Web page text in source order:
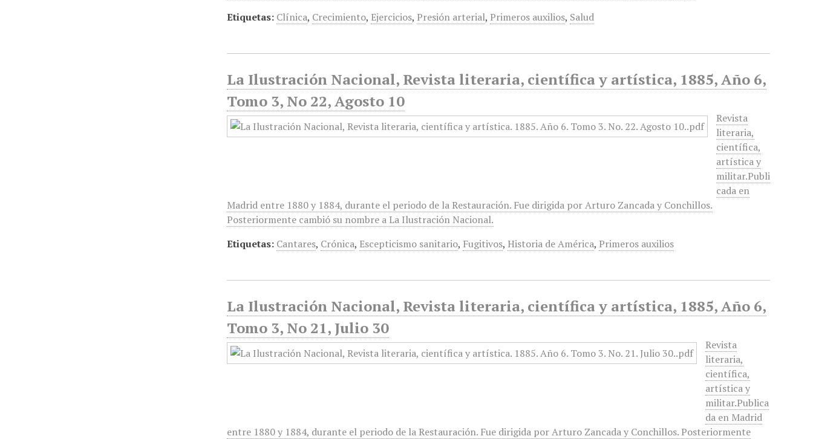
Etiquetas: Clínica, Crecimiento, Ejercicios, Presión arterial, Primeros auxilios, Salud
La Ilustración Nacional, Revista literaria, científica y artística, 1885, Año 6,
Tomo 3, No 22, Agosto 10
Revista
literaria,
científica,
artística y
militar.Publi
cada en
Madrid entre 1880 y 1884, durante el periodo de la Restauración. Fue dirigida por Arturo Zancada y Conchillos.
Posteriormente cambió su nombre a La Ilustración Nacional.
Etiquetas: Cantares, Crónica, Escepticismo sanitario, Fugitivos, Historia de América, Primeros auxilios
La Ilustración Nacional, Revista literaria, científica y artística, 1885, Año 6,
Tomo 3, No 21, Julio 30
Revista
literaria,
científica,
artística y
militar.Publica
da en Madrid
entre 1880 y 1884, durante el periodo de la Restauración. Fue dirigida por Arturo Zancada y Conchillos. Posteriormente